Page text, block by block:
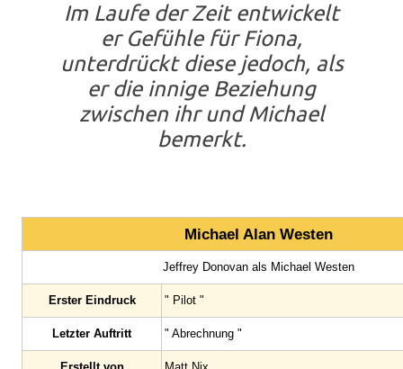
Im Laufe der Zeit entwickelt
er Gefühle für Fiona,
unterdrückt diese jedoch, als
er die innige Beziehung
zwischen ihr und Michael
bemerkt.
Michael Alan Westen
Jeffrey Donovan als Michael Westen
Erster Eindruck " Pilot "
Letzter Auftritt " Abrechnung "